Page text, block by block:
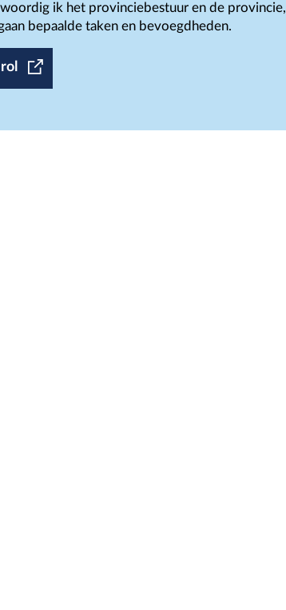
ik het provinciebestuur en de provincie,
bepaalde taken en bevoegdheden.